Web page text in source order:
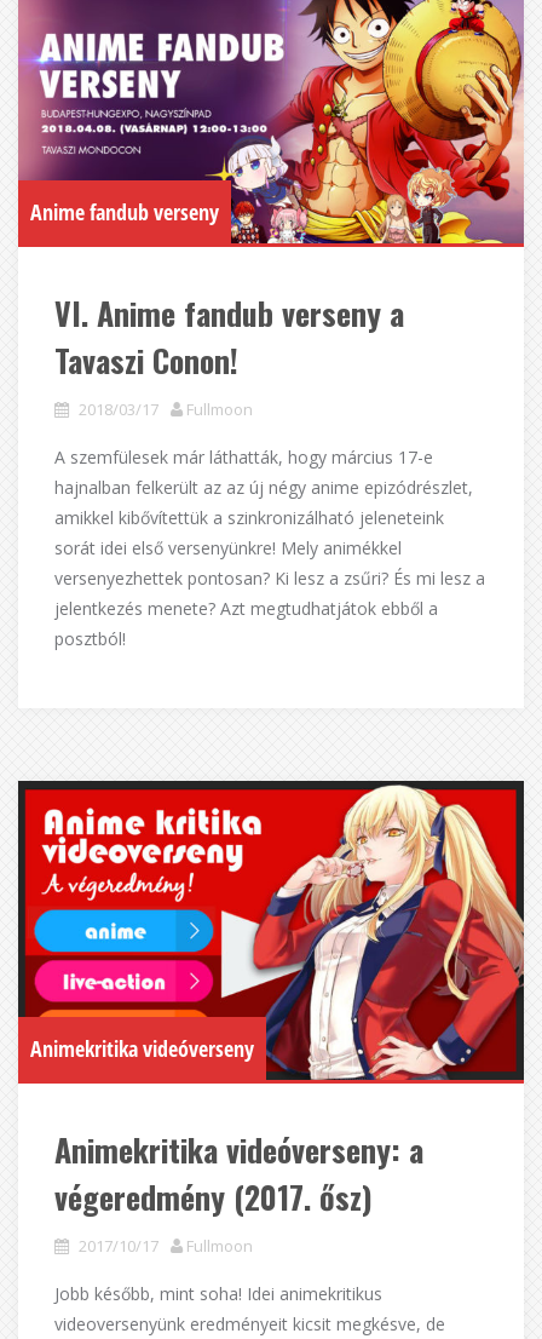
Anime fandub verseny
VI. Anime fandub verseny a
Tavaszi Conon!
2018/03/17 Fullmoon
A szemfülesek már láthatták, hogy március 17-e
hajnalban felkerült az az új négy anime epizódrészlet,
amikkel kibővítettük a szinkronizálható jeleneteink
sorát idei első versenyünkre! Mely animékkel
versenyezhettek pontosan? Ki lesz a zsűri? És mi lesz a
jelentkezés menete? Azt megtudhatjátok ebből a
posztból!
Animekritika videóverseny
Animekritika videóverseny: a
végeredmény (2017. ősz)
2017/10/17 Fullmoon
Jobb később, mint soha! Idei animekritikus
videoversenyünk eredményeit kicsit megkésve, de